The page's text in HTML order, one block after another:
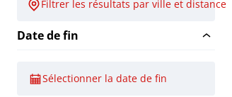
Filtrer les résultats par ville et distance
Date de fin
Sélectionner la date de fin